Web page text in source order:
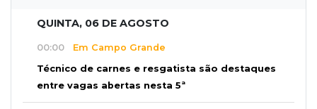
QUINTA, 06 DE AGOSTO
00:00 Em Campo Grande
Técnico de carnes e resgatista são destaques
entre vagas abertas nesta 5ª